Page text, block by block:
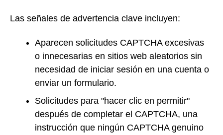
Las señales de advertencia clave incluyen:
Aparecen solicitudes CAPTCHA excesivas
o innecesarias en sitios web aleatorios sin
necesidad de iniciar sesión en una cuenta o
enviar un formulario.
Solicitudes para "hacer clic en permitir"
después de completar el CAPTCHA, una
instrucción que ningún CAPTCHA genuino